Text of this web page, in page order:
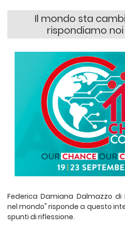
Il mondo sta
rispondiamo noi
Federica Damiana Dalmazzo di
nel mondo" risponde a questo
spunti di riflessione.